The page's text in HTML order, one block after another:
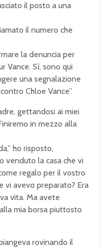
il posto a una
il numero che
la denuncia per
Vance. Sì, sono qui
una segnalazione
Chloe Vance”.
gettandosi ai miei
in mezzo alla
ho risposto,
venduto la casa che vi
regalo per il vostro
vi avevo preparato? Era
vita. Ma avete
mia borsa piuttosto
rovinando il